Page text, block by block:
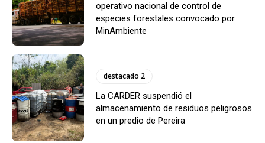
operativo nacional de control de
especies forestales convocado por
MinAmbiente
destacado 2
La CARDER suspendió el
almacenamiento de residuos peligrosos
en un predio de Pereira